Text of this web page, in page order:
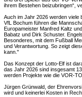
ihrem Bestehen beizubringen“,
Auch im Jahr 2026 werden viele
VfL Bochum führen die
Europameister Manfred Kaltz
Babatz und Dirk Schuster.
Besonderes, mit dem Fußball
und Verantwortung. So zeigt
kann."
Das Konzept der Lotto-Elf ist
das Jahr 2026 sind insgesamt
werden Projekte wie die VOR-
Jürgen Grünwald, der
wird und keinerlei Kosten in